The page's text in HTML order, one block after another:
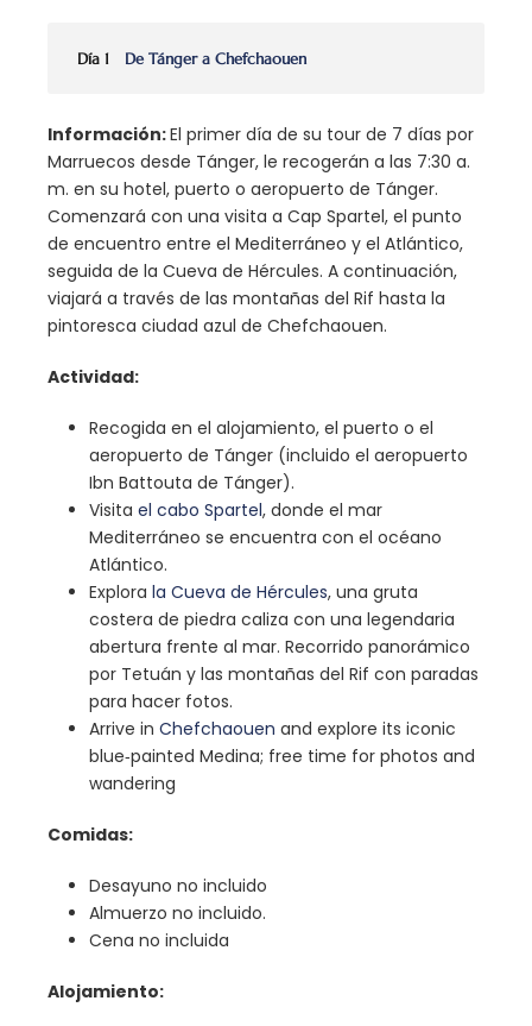
Día 1 De Tánger a Chefchaouen
Información:El primer día de su tour de 7 días por
Marruecos desde Tánger, le recogerán a las 7:30 a.
m. en su hotel, puerto o aeropuerto de Tánger.
Comenzará con una visita a Cap Spartel, el punto
de encuentro entre el Mediterráneo y el Atlántico,
seguida de la Cueva de Hércules. A continuación,
viajará a través de las montañas del Rif hasta la
pintoresca ciudad azul de Chefchaouen.
Actividad:
Recogida en el alojamiento, el puerto o el
aeropuerto de Tánger (incluido el aeropuerto
Ibn Battouta de Tánger).
Visita el cabo Spartel, donde el mar
Mediterráneo se encuentra con el océano
Atlántico.
Explora la Cueva de Hércules, una gruta
costera de piedra caliza con una legendaria
abertura frente al mar. Recorrido panorámico
por Tetuán y las montañas del Rif con paradas
para hacer fotos.
Arrive in Chefchaouen and explore its iconic
blue‑painted Medina; free time for photos and
wandering
Comidas:
Desayuno no incluido
Almuerzo no incluido.
Cena no incluida
Alojamiento: